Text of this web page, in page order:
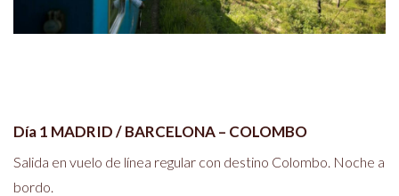
Día 1 MADRID / BARCELONA – COLOMBO
Salida en vuelo de línea regular con destino Colombo. Noche a
bordo.